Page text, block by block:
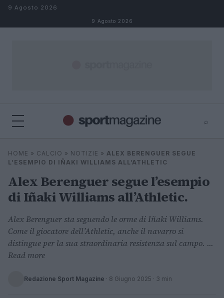
Salta al contenuto
9 Agosto 2026
9 Agosto 2026
⌕
Cerca
⌕
HOME » CALCIO » NOTIZIE » ALEX BERENGUER SEGUE
L’ESEMPIO DI IÑAKI WILLIAMS ALL’ATHLETIC
Alex Berenguer segue l’esempio
di Iñaki Williams all’Athletic.
Alex Berenguer sta seguendo le orme di Iñaki Williams.
Come il giocatore dell’Athletic, anche il navarro si
distingue per la sua straordinaria resistenza sul campo. ...
Read more
Redazione Sport Magazine · 8 Giugno 2025 · 3 min